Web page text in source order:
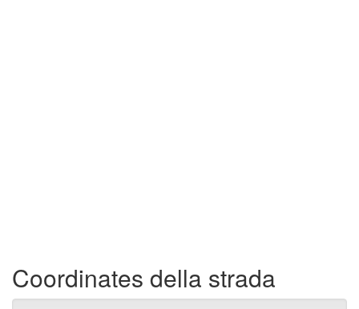
Coordinates della strada